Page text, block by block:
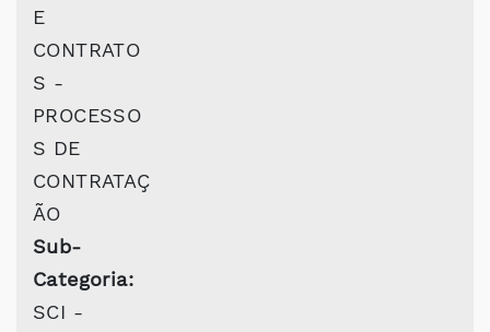
E
CONTRATO
S -
PROCESSO
S DE
CONTRATAÇ
ÃO
Sub-
Categoria:
SCI -